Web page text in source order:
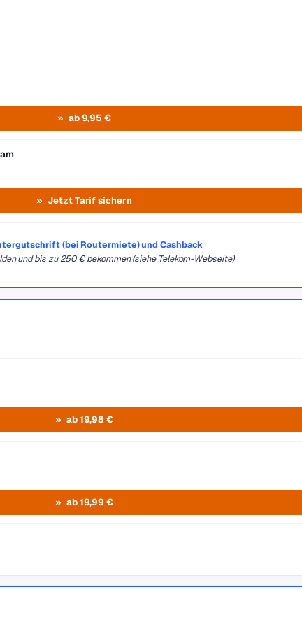
ab 9,95 €
Jetzt Tarif sichern
(bei Routermiete) und Cashback
und bis zu 250 € bekommen (siehe Telekom-Webseite)
ab 19,98 €
ab 19,99 €